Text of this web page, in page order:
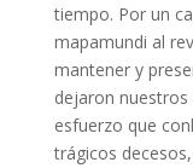
tiempo. Por un
mapamundi al
mantener y
dejaron nuestros
esfuerzo que
trágicos